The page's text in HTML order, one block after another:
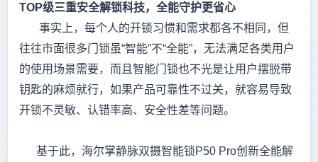
TOP级三重安全解锁科技，全能守护更省心
事实上，每个人的开锁习惯和需求都各不相同，但
往往市面很多门锁虽“智能”不“全能”，无法满足各类用户
的使用场景需要，而且智能门锁也不光是让用户摆脱带
钥匙的麻烦就行，如果产品可靠性不过关，就容易导致
开锁不灵敏、认错率高、安全性差等问题。
基于此，海尔掌静脉双摄智能锁P50 Pro创新全能解